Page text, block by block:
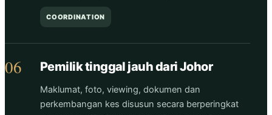
COORDINATION
06 Pemilik tinggal jauh dari Johor
Maklumat, foto, viewing, dokumen dan
perkembangan kes disusun secara berperingkat